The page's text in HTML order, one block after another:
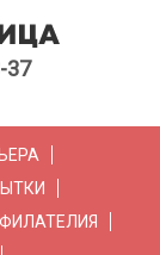
37
ФИЛАТЕЛИЯ